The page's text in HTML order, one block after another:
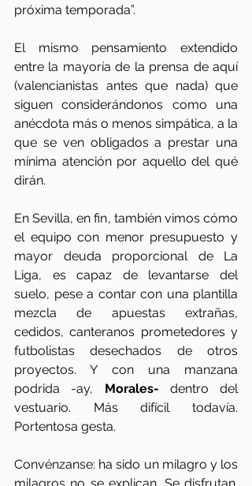
próxima temporada”.
El mismo pensamiento extendido
entre la mayoría de la prensa de aquí
(valencianistas antes que nada) que
siguen considerándonos como una
anécdota más o menos simpática, a la
que se ven obligados a prestar una
mínima atención por aquello del qué
dirán.
En Sevilla, en fin, también vimos cómo
el equipo con menor presupuesto y
mayor deuda proporcional de La
Liga, es capaz de levantarse del
suelo, pese a contar con una plantilla
mezcla de apuestas extrañas,
cedidos, canteranos prometedores y
futbolistas desechados de otros
proyectos. Y con una manzana
podrida -ay, Morales- dentro del
vestuario. Más difícil todavía.
Portentosa gesta.
Convénzanse: ha sido un milagro y los